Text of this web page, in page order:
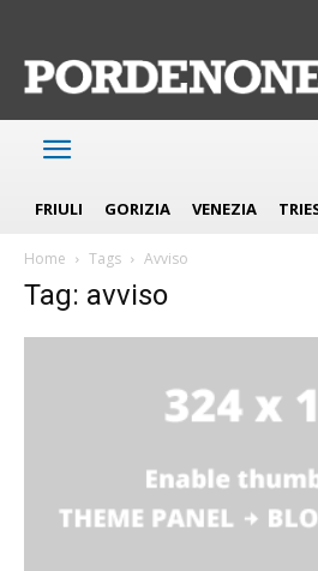
FRIULI GORIZIA VENEZIA
Home Tags Avviso
Tag: avviso